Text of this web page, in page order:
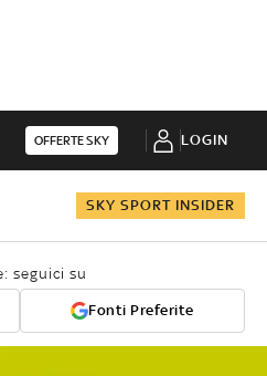
OFFERTE SKY LOGIN
SKY SPORT INSIDER
seguici su
Fonti Preferite